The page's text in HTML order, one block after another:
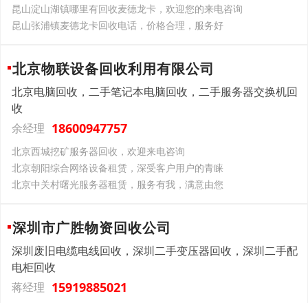
昆山淀山湖镇哪里有回收麦德龙卡，欢迎您的来电咨询
昆山张浦镇麦德龙卡回收电话，价格合理，服务好
北京物联设备回收利用有限公司
北京电脑回收，二手笔记本电脑回收，二手服务器交换机回
收
余经理 18600947757
北京西城挖矿服务器回收，欢迎来电咨询
北京朝阳综合网络设备租赁，深受客户用户的青睐
北京中关村曙光服务器租赁，服务有我，满意由您
深圳市广胜物资回收公司
深圳废旧电缆电线回收，深圳二手变压器回收，深圳二手配
电柜回收
蒋经理 15919885021